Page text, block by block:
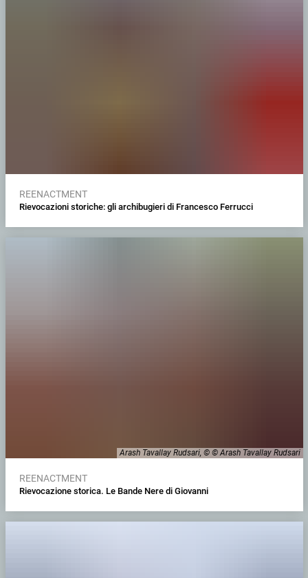
REENACTMENT
Rievocazioni storiche: gli archibugieri di Francesco Ferrucci
Arash Tavallay Rudsari, © © Arash Tavallay Rudsari
REENACTMENT
Rievocazione storica. Le Bande Nere di Giovanni